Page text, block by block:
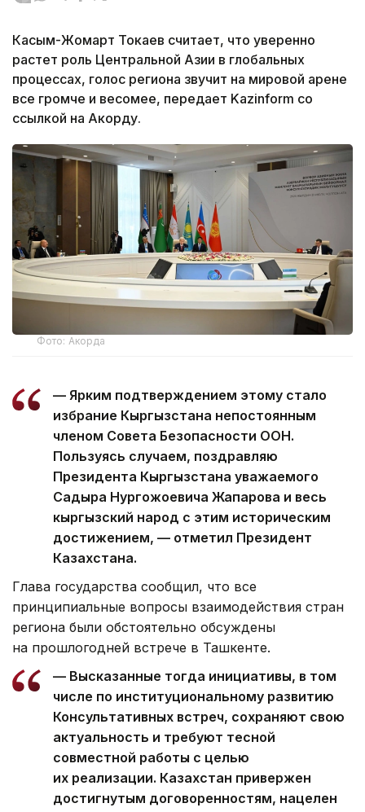
Касым-Жомарт Токаев считает, что уверенно
растет роль Центральной Азии в глобальных
процессах, голос региона звучит на мировой арене
все громче и весомее, передает Kazinform со
ссылкой на Акорду.
Фото: Акорда
— Ярким подтверждением этому стало
избрание Кыргызстана непостоянным
членом Совета Безопасности ООН.
Пользуясь случаем, поздравляю
Президента Кыргызстана уважаемого
Садыра Нургожоевича Жапарова и весь
кыргызский народ с этим историческим
достижением, — отметил Президент
Казахстана.
Глава государства сообщил, что все
принципиальные вопросы взаимодействия стран
региона были обстоятельно обсуждены
на прошлогодней встрече в Ташкенте.
— Высказанные тогда инициативы, в том
числе по институциональному развитию
Консультативных встреч, сохраняют свою
актуальность и требуют тесной
совместной работы с целью
их реализации. Казахстан привержен
достигнутым договоренностям, нацелен